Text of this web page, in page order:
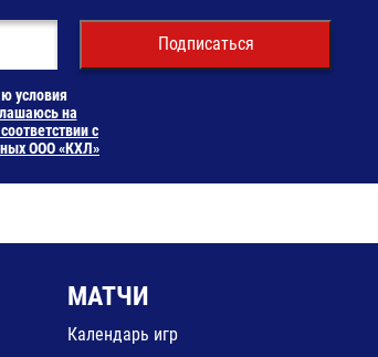
Подписаться
условия
на
с
ООО «КХЛ»
МАТЧИ
Календарь игр